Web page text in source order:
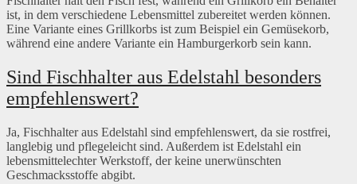
ist, in dem verschiedene Lebensmittel zubereitet werden können.
Eine Variante eines Grillkorbs ist zum Beispiel ein Gemüsekorb,
während eine andere Variante ein Hamburgerkorb sein kann.
Sind Fischhalter aus Edelstahl besonders
empfehlenswert?
Ja, Fischhalter aus Edelstahl sind empfehlenswert, da sie rostfrei,
langlebig und pflegeleicht sind. Außerdem ist Edelstahl ein
lebensmittelechter Werkstoff, der keine unerwünschten
Geschmacksstoffe abgibt.